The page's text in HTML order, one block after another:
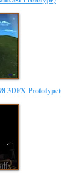
3DFX Prototype)